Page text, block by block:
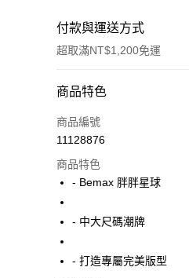
付款與運送方式
超取滿NT$1,200免運
付款方式
信用卡一次付款
LINE Pay
Apple Pay
悠遊付
商品特色
商品編號
11128876
商品特色
- Bemax 胖胖星球
- 中大尺碼潮牌
- 打造專屬完美版型